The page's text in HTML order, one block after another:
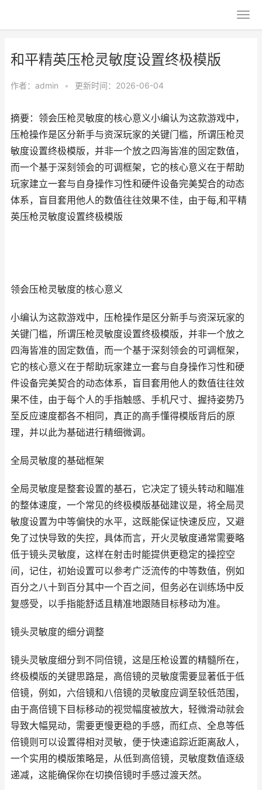
和平精英压枪灵敏度设置终极模版
作者： admin • 更新时间：2026-06-04
摘要：领会压枪灵敏度的核心意义小编认为这款游戏中，
压枪操作是区分新手与资深玩家的关键门槛，所谓压枪灵
敏度设置终极模版，并非一个放之四海皆准的固定数值，
而一个基于深刻领会的可调框架，它的核心意义在于帮助
玩家建立一套与自身操作习性和硬件设备完美契合的动态
体系，盲目套用他人的数值往往效果不佳，由于每,和平精
英压枪灵敏度设置终极模版
领会压枪灵敏度的核心意义
小编认为这款游戏中，压枪操作是区分新手与资深玩家的
关键门槛，所谓压枪灵敏度设置终极模版，并非一个放之
四海皆准的固定数值，而一个基于深刻领会的可调框架，
它的核心意义在于帮助玩家建立一套与自身操作习性和硬
件设备完美契合的动态体系，盲目套用他人的数值往往效
果不佳，由于每个人的手指触感、手机尺寸、握持姿势乃
至反应速度都各不相同，真正的高手懂得模版背后的原
理，并以此为基础进行精细微调。
全局灵敏度的基础框架
全局灵敏度是整套设置的基石，它决定了镜头转动和瞄准
的整体速度，一个常见的终极模版基础建议是，将全局灵
敏度设置为中等偏快的水平，这既能保证快速反应，又避
免了过快导致的失控，具体而言，开火灵敏度通常需要略
低于镜头灵敏度，这样在射击时能提供更稳定的操控空
间，记住，初始设置可以参考广泛流传的中等数值，例如
百分之八十到百分其中一个百之间，但务必在训练场中反
复感受，以手指能舒适且精准地跟随目标移动为准。
镜头灵敏度的细分调整
镜头灵敏度细分到不同倍镜，这是压枪设置的精髓所在，
终极模版的关键思路是，高倍镜的灵敏度需要显著低于低
倍镜，例如，六倍镜和八倍镜的灵敏度应调至较低范围，
由于高倍镜下目标移动的视觉幅度被放大，轻微滑动就会
导致大幅晃动，需要更慢更稳的手感，而红点、全息等低
倍镜则可以设置得相对灵敏，便于快速追踪近距离敌人，
一个实用的模版策略是，从低到高倍镜，灵敏度数值逐级
递减，这能确保你在切换倍镜时手感过渡天然。